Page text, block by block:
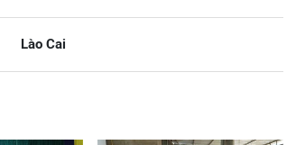
Lào Cai